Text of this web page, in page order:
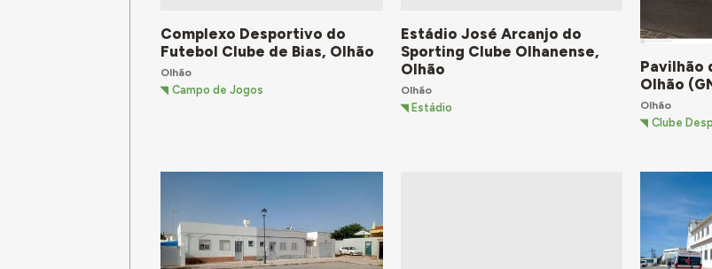
Complexo Desportivo do
Futebol Clube de Bias, Olhão
Olhão
Campo de Jogos
Estádio José Arcanjo do
Sporting Clube Olhanense,
Olhão
Olhão
Estádio
Pavilhão
Olhão
Olhão
Clube